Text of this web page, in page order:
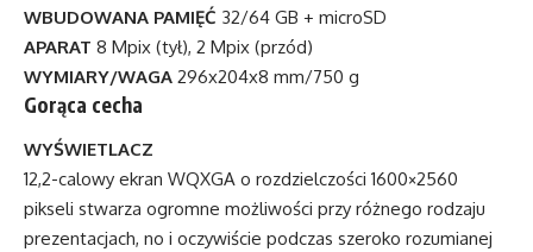
WBUDOWANA PAMIĘĆ 32/64 GB + microSD
APARAT 8 Mpix (tył), 2 Mpix (przód)
WYMIARY/WAGA 296x204x8 mm/750 g
Gorąca cecha
WYŚWIETLACZ
12,2-calowy ekran WQXGA o rozdzielczości 1600×2560
pikseli stwarza ogromne możliwości przy różnego rodzaju
prezentacjach, no i oczywiście podczas szeroko rozumianej